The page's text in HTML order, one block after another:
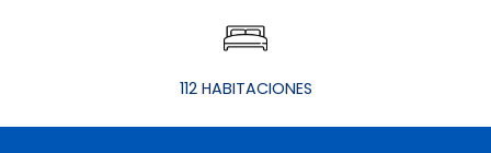
112 HABITACIONES